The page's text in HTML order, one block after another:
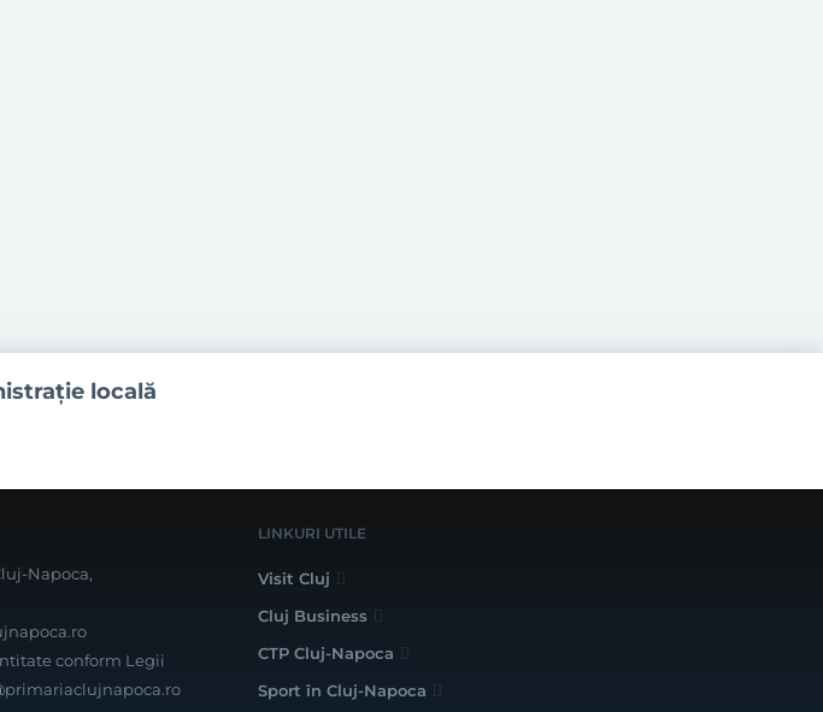
locală
Napoca,
conform Legii
LINKURI UTILE
Visit Cluj
Cluj Business
CTP Cluj-Napoca
Sport în Cluj-Napoca